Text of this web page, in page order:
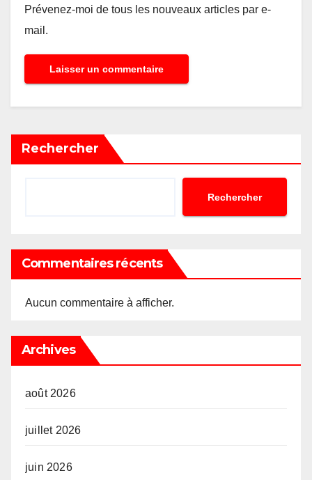
Prévenez-moi de tous les nouveaux articles par e-
mail.
Rechercher
Rechercher
Commentaires récents
Aucun commentaire à afficher.
Archives
août 2026
juillet 2026
juin 2026